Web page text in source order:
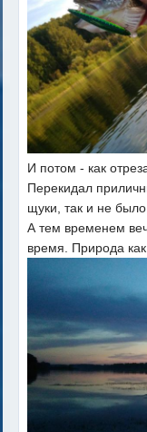
И потом - как
Перекидал
щуки, так и не
А тем временем
время. Природа